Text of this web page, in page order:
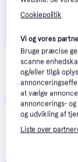
39 kr.
Cookiepolitik
Vi og vores
Bruge præcise
scanne
og/eller tilgå
at vælge
annoncerings-
og udvikling af
Liste over